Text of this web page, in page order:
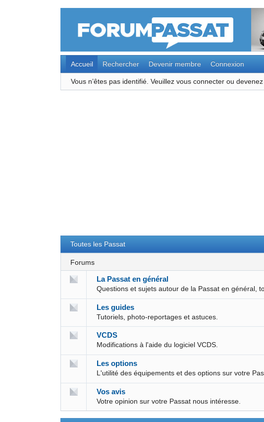
Accueil Rechercher Devenir membre Connexion
Vous n’êtes pas identifié. Veuillez vous connecter ou
Toutes les Passat
Forums
La Passat en général
Questions et sujets autour de la Passat en général,
Les guides
Tutoriels, photo-reportages et astuces.
VCDS
Modifications à l'aide du logiciel VCDS.
Les options
L'utilité des équipements et des options sur votre
Vos avis
Votre opinion sur votre Passat nous intéresse.